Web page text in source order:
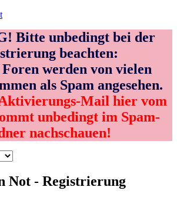
Bitte unbedingt bei der
beachten:
werden von vielen
als Spam angesehen.
Mail hier vom
unbedingt im Spam-
nachschauen!
Not - Registrierung